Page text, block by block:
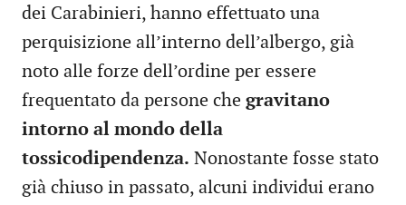
dei Carabinieri, hanno effettuato una
perquisizione all’interno dell’albergo, già
noto alle forze dell’ordine per essere
frequentato da persone che gravitano
intorno al mondo della
tossicodipendenza. Nonostante fosse stato
già chiuso in passato, alcuni individui erano